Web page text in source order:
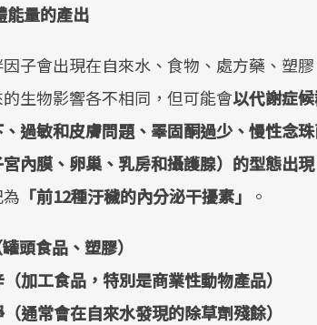
能量的產出
子會出現在自來水、食物、處方藥、塑
生物影響各不相同，但可能會以代謝症
過敏和皮膚問題、睪固酮過少、慢性念
內膜、卵巢、乳房和攝護腺）的型態出現
「前12種汙穢的內分泌干擾素」 。
頭食品、塑膠）
加工食品，特別是商業性動物產品）
通常會在自來水發現的除草劑殘餘）